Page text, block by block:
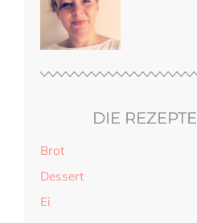
DIE REZEPTE
Brot
Dessert
Ei